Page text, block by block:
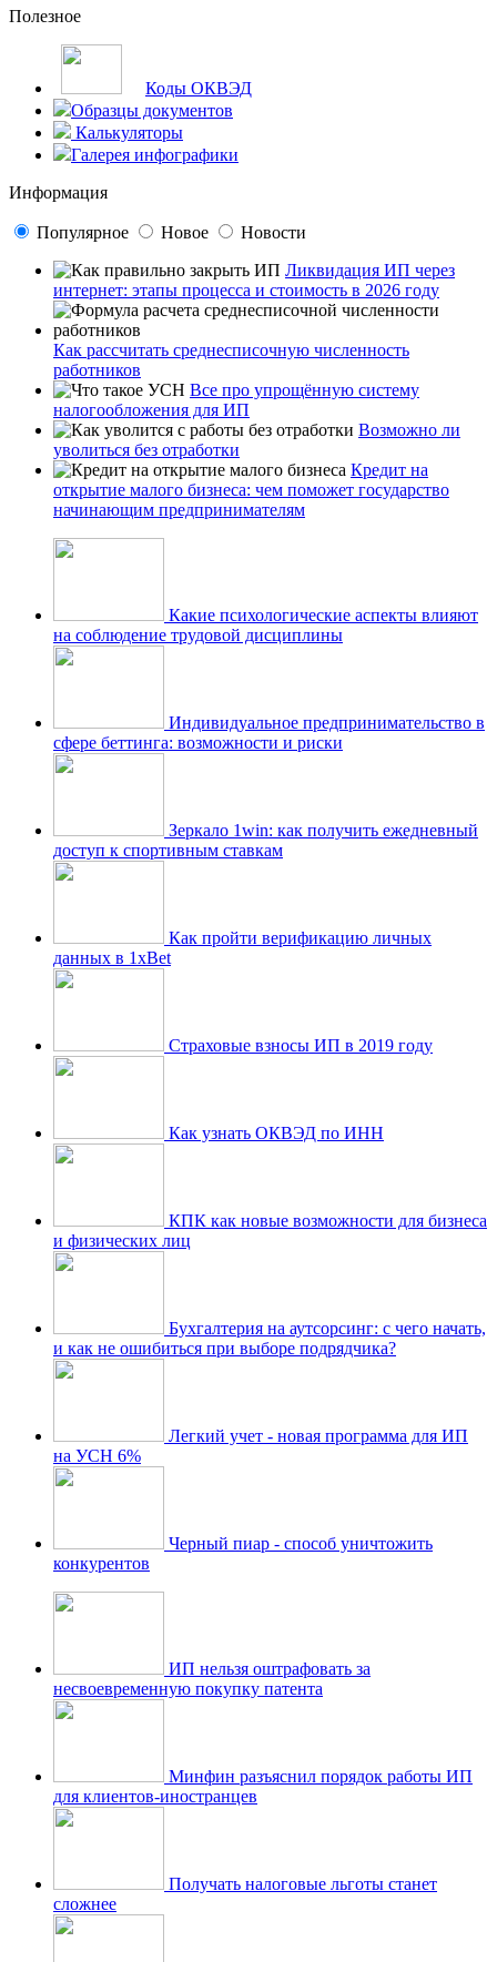
Полезное
Коды ОКВЭД
Образцы документов
Калькуляторы
Галерея инфографики
Информация
Популярное Новое
Новости
Ликвидация ИП через
интернет: этапы процесса и стоимость в 2026 году
Как рассчитать среднесписочную численность
работников
Все про упрощённую систему
налогообложения для ИП
Возможно ли
уволиться без отработки
Кредит на
открытие малого бизнеса: чем поможет государство
начинающим предпринимателям
Какие психологические аспекты влияют
на соблюдение трудовой дисциплины
Индивидуальное предпринимательство в
сфере беттинга: возможности и риски
Зеркало 1win: как получить ежедневный
доступ к спортивным ставкам
Как пройти верификацию личных
данных в 1xBet
Страховые взносы ИП в 2019 году
Как узнать ОКВЭД по ИНН
КПК как новые возможности для бизнеса
и физических лиц
Бухгалтерия на аутсорсинг: с чего начать,
и как не ошибиться при выборе подрядчика?
Легкий учет - новая программа для ИП
на УСН 6%
Черный пиар - способ уничтожить
конкурентов
ИП нельзя оштрафовать за
несвоевременную покупку патента
Минфин разъяснил порядок работы ИП
для клиентов-иностранцев
Получать налоговые льготы станет
сложнее